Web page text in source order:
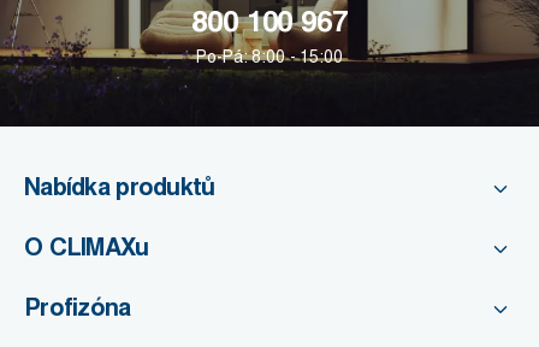
800 100 967
Po-Pá: 8:00 - 15:00
Nabídka produktů
O CLIMAXu
Profizóna